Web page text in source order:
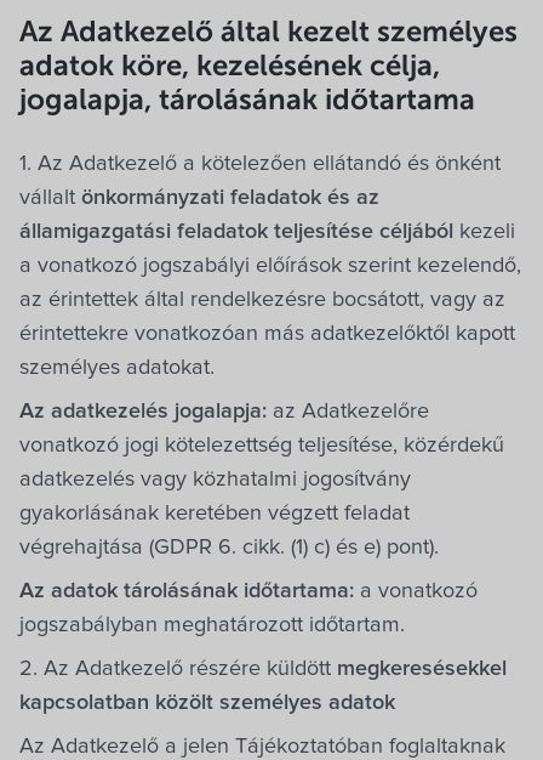
Az Adatkezelő által kezelt személyes
adatok köre, kezelésének célja,
jogalapja, tárolásának időtartama
1. Az Adatkezelő a kötelezően ellátandó és önként
vállalt önkormányzati feladatok és az
államigazgatási feladatok teljesítése céljából
kezeli
a vonatkozó jogszabályi előírások szerint kezelendő,
az érintettek által rendelkezésre bocsátott, vagy az
érintettekre vonatkozóan más adatkezelőktől kapott
személyes adatokat.
Az adatkezelés jogalapja: az Adatkezelőre
vonatkozó jogi kötelezettség teljesítése, közérdekű
adatkezelés vagy közhatalmi jogosítvány
gyakorlásának keretében végzett feladat
végrehajtása (GDPR 6. cikk. (1) c) és e) pont).
Az adatok tárolásának időtartama: a vonatkozó
jogszabályban meghatározott időtartam.
2. Az Adatkezelő részére küldött megkeresésekkel
kapcsolatban közölt személyes adatok
Az Adatkezelő a jelen Tájékoztatóban foglaltaknak